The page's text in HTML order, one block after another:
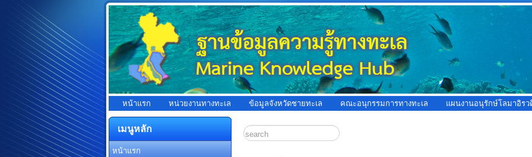
หน้าแรก หน่วยงานทางทะเล ข้อมูลจังหวัดชายทะเล คณะอนุกรรมการทางทะเล แผนงานอนุรักษ์โลมาอิรว
เมนูหลัก
หน้าแรก